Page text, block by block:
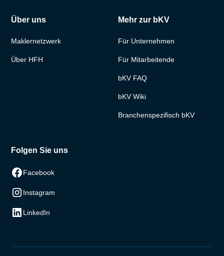
Über uns
Maklernetzwerk
Über HFH
Mehr zur bKV
Für Unternehmen
Für Mitarbeitende
bKV FAQ
bKV Wiki
Branchenspezifisch bKV
Folgen Sie uns
Facebook
Instagram
LinkedIn